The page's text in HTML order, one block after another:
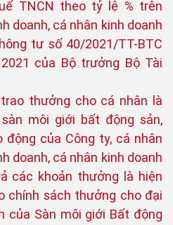
TNCN theo tỷ lệ % trên
doanh, cá nhân kinh doanh
tư số 40/2021/TT-BTC
của Bộ trưởng Bộ Tài
thưởng cho cá nhân là
môi giới bất động sản,
động của Công ty, cá nhân
doanh, cá nhân kinh doanh
các khoản thưởng là hiện
chính sách thưởng cho đại
của Sàn môi giới Bất động